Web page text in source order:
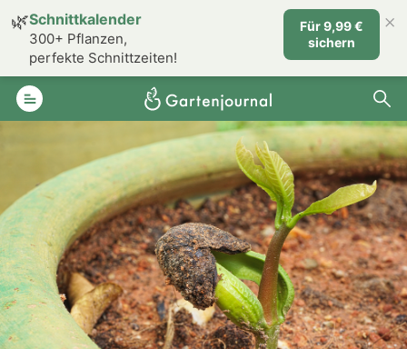
🌿Schnittkalender
300+ Pflanzen,
perfekte Schnittzeiten!
Für 9,99 €
sichern
×